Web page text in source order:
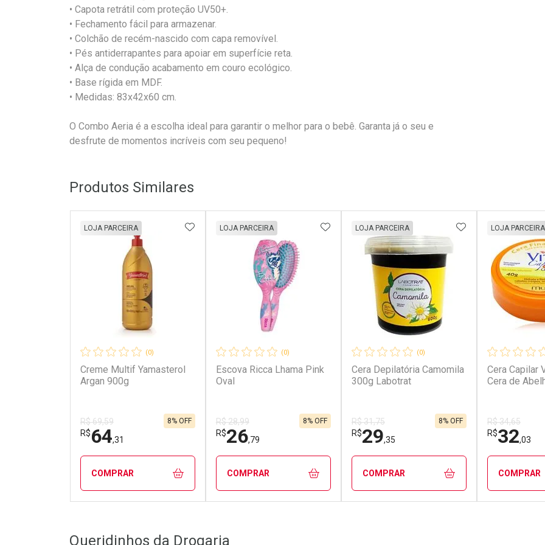
• Capota retrátil com proteção UV50+.
• Fechamento fácil para armazenar.
• Colchão de recém-nascido com capa removível.
• Pés antiderrapantes para apoiar em superfície reta.
• Alça de condução acabamento em couro ecológico.
• Base rígida em MDF.
• Medidas: 83x42x60 cm.
O Combo Aeria é a escolha ideal para garantir o melhor para o bebê. Garanta já o seu e
desfrute de momentos incríveis com seu pequeno!
Produtos Similares
(0)
Creme Multif Yamasterol
Argan 900g
LOJA PARCEIRA
R$ 69,59
R$64,31
8% OFF
ADICIONAR AOS FAVORITOS
COMPRAR
(0)
Escova Ricca Lhama Pink
Oval
LOJA PARCEIRA
R$ 28,99
R$26,79
8% OFF
ADICIONAR AOS FAVORITOS
COMPRAR
(0)
Cera Depilatória Camomila
300g Labotrat
LOJA PARCEIRA
R$ 31,75
R$29,35
8% OFF
ADICIONAR AOS
COMPRAR
Cera Capilar
Cera de
LOJA PARCEIRA
R$ 34,65
R$32,03
COMPRAR
Queridinhos da Drogaria